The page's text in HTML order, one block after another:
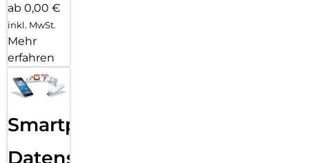
ab 0,00 €
inkl. MwSt.
Mehr
erfahren
Smartphone
Datensicherung